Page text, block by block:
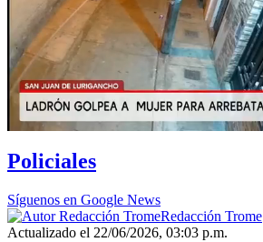
Policiales
Síguenos en Google News
Redacción Trome
Actualizado el 22/06/2026, 03:03 p.m.